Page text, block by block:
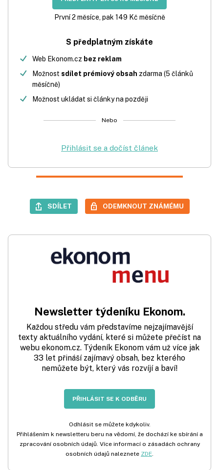
První 2 měsíce, pak 149 Kč měsíčně
S předplatným získáte
Web Ekonom.cz bez reklam
Možnost sdílet prémiový obsah zdarma (5 článků
měsíčně)
Možnost ukládat si články na později
Nebo
Přihlásit se a dočíst článek
SDÍLET ODEMKNOUT ZNÁMÉMU
Newsletter týdeníku Ekonom.
Každou středu vám představíme nejzajímavější
texty aktuálního vydání, které si můžete přečíst na
webu ekonom.cz. Týdeník Ekonom vám už více jak
33 let přináší zajímavý obsah, bez kterého
nemůžete být, který vás rozvíjí a baví!
PŘIHLÁSIT SE K ODBĚRU
Odhlásit se můžete kdykoliv.
Přihlášením k newsletteru beru na vědomí, že dochází ke sbírání a
zpracování osobních údajů. Více informací o zásadách ochrany
osobních údajů naleznete ZDE.